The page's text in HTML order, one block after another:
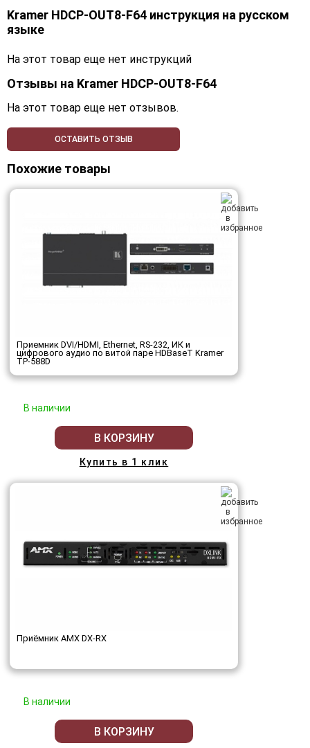
Kramer HDCP-OUT8-F64 инструкция на русском
языке
На этот товар еще нет инструкций
Отзывы на Kramer HDCP-OUT8-F64
На этот товар еще нет отзывов.
ОСТАВИТЬ ОТЗЫВ
Похожие товары
Приемник DVI/HDMI, Ethernet, RS-232, ИК и
цифрового аудио по витой паре HDBaseT Kramer
TP-588D
В наличии
В КОРЗИНУ
Купить в 1 клик
Приёмник AMX DX-RX
В наличии
В КОРЗИНУ